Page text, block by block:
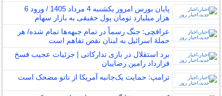
پایان بورس امروز یکشنبه 4 مرداد 1405 / ورود 6
هزار میلیارد تومان پول حقیقی به بازار سهام
عراقچی: جنگ رسماً در تمام جبهه‌ها تمام شده/ هر
حملهٔ اسرائیل به لبنان نقض تفاهم است
برد استقلال در بازی تدارکاتی | جزئیات عجیب فسخ
قرارداد رامین رضاییان
ترامپ: حمایت یک‌جانبه آمریکا از ناتو مضحک است